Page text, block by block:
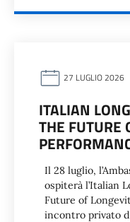
27 LUGLIO 2026
ITALIAN
THE FUTURE
Il 28 luglio,
ospiterà l’Italian
Future of
incontro privato